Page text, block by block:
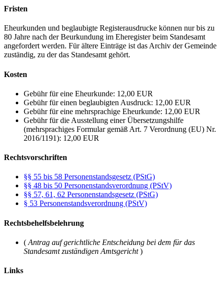
Fristen
Eheurkunden und beglaubigte Registerausdrucke können nur bis zu
80 Jahre nach der Beurkundung im Eheregister beim Standesamt
angefordert werden. Für ältere Einträge ist das Archiv der Gemeinde
zuständig, zu der das Standesamt gehört.
Kosten
Gebühr für eine Eheurkunde: 12,00 EUR
Gebühr für einen beglaubigten Ausdruck: 12,00 EUR
Gebühr für eine mehrsprachige Eheurkunde: 12,00 EUR
Gebühr für die Ausstellung einer Übersetzungshilfe
(mehrsprachiges Formular gemäß Art. 7 Verordnung (EU) Nr.
2016/1191): 12,00 EUR
Rechtsvorschriften
§§ 55 bis 58 Personenstandsgesetz (PStG)
§§ 48 bis 50 Personenstandsverordnung (PStV)
§§ 57, 61, 62 Personenstandsgesetz (PStG)
§ 53 Personenstandsverordnung (PStV)
Rechtsbehelfsbelehrung
( Antrag auf gerichtliche Entscheidung bei dem für das
Standesamt zuständigen Amtsgericht)
Links